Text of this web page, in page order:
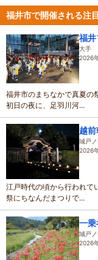
福井市で開催される注
福井
大手
2026
福井市のまちなかで真夏の
初日の夜に、足羽川河...
越
城戸
2026
江戸時代の頃から行われて
祭にちなんだまつりで...
一
城戸
2026